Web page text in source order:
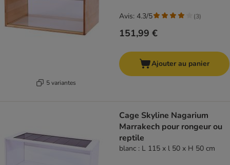
5 variantes
151,99 €
Avis: 4.3/5 (3)
Ajouter au panier
Cage Skyline Nagarium
Marrakech pour rongeur ou
reptile
blanc : L 115 x l 50 x H 50 cm